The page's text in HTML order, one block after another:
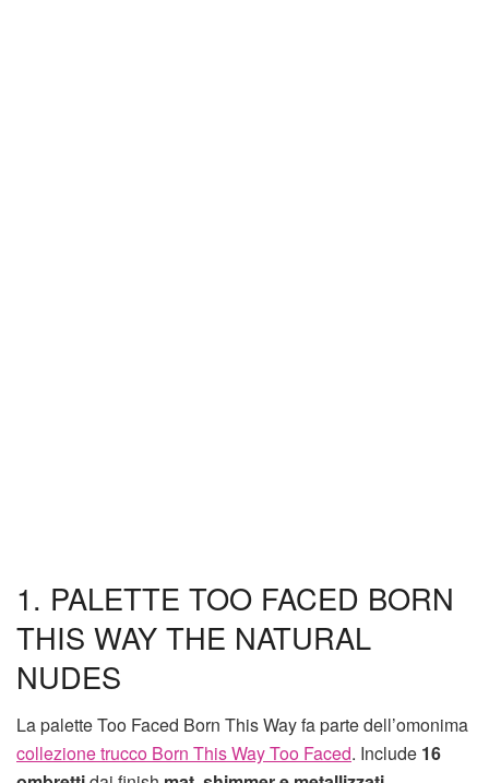
1. PALETTE TOO FACED BORN
THIS WAY THE NATURAL
NUDES
La palette Too Faced Born This Way fa parte dell’omonima
collezione trucco Born This WayToo Faced. Include 16